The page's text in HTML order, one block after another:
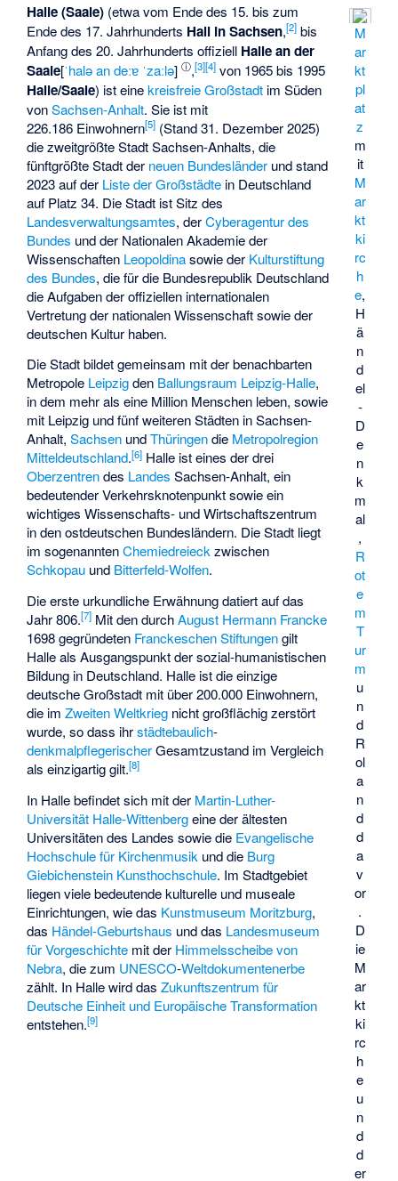
M
ar
kt
pl
at
z
m
it
M
ar
kt
ki
rc
h
e,
H
ä
n
d
el
-
D
e
n
k
m
al
,
R
ot
e
m
T
ur
m
u
n
d
R
ol
a
n
d
d
a
v
or
.
D
ie
M
ar
kt
ki
rc
h
e
u
n
d
d
er
Halle (Saale) (etwa vom Ende des 15. bis zum
Ende des 17. Jahrhunderts Hall in Sachsen,[2] bis
Anfang des 20. Jahrhunderts offiziell Halle an der
Saale[ˈhalə an deːɐ ˈzaːlə]ⓘ,[3][4] von 1965 bis 1995
Halle/Saale) ist einekreisfreie Großstadt im Süden
vonSachsen-Anhalt. Sie ist mit
226.186 Einwohnern[5] (Stand 31. Dezember 2025)
die zweitgrößte StadtSachsen-Anhalts, die
fünftgrößte Stadt der neuen Bundesländer und stand
2023 auf der Liste der Großstädte in Deutschland
auf Platz 34. Die Stadt ist Sitz des
Landesverwaltungsamtes, derCyberagentur des
Bundes und der Nationalen Akademie der
Wissenschaften Leopoldinasowie der Kulturstiftung
des Bundes, die für die Bundesrepublik Deutschland
die Aufgaben der offiziellen internationalen
Vertretung der nationalen Wissenschaft sowie der
deutschen Kultur haben.
Die Stadt bildet gemeinsam mit der benachbarten
Metropole Leipzigden Ballungsraum Leipzig-Halle,
in dem mehr als eine Million Menschen leben, sowie
mit Leipzig und fünf weiteren Städten in Sachsen-
Anhalt,Sachsen undThüringendie Metropolregion
Mitteldeutschland.[6] Halle ist eines der drei
Oberzentrendes Landes Sachsen-Anhalt, ein
bedeutender Verkehrsknotenpunkt sowie ein
wichtiges Wissenschafts- und Wirtschaftszentrum
in den ostdeutschen Bundesländern. Die Stadt liegt
im sogenanntenChemiedreieckzwischen
Schkopau und Bitterfeld-Wolfen.
Die erste urkundliche Erwähnung datiert auf das
Jahr 806.[7] Mit den durchAugust Hermann Francke
1698 gegründeten Franckeschen Stiftungengilt
Halle als Ausgangspunkt dersozial-humanistischen
Bildung in Deutschland. Halle ist die einzige
deutsche Großstadt mit über 200.000 Einwohnern,
die imZweiten Weltkrieg nicht großflächig zerstört
wurde, so dass ihrstädtebaulich-
denkmalpflegerischerGesamtzustand im Vergleich
als einzigartig gilt.[8]
In Halle befindet sich mit der Martin-Luther-
Universität Halle-Wittenbergeine der ältesten
Universitäten des Landes sowie die Evangelische
Hochschule für Kirchenmusik und die Burg
Giebichenstein Kunsthochschule. Im Stadtgebiet
liegen viele bedeutende kulturelle und museale
Einrichtungen, wie das Kunstmuseum Moritzburg,
das Händel-Geburtshaus und das Landesmuseum
für Vorgeschichte mit der Himmelsscheibe von
Nebra, die zum UNESCO-Weltdokumentenerbe
zählt. In Halle wird dasZukunftszentrum für
Deutsche Einheit und Europäische Transformation
entstehen.[9]